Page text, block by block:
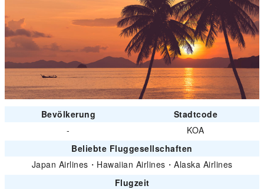
Bevölkerung
Stadtcode
-
KOA
Beliebte Fluggesellschaften
Japan Airlines ・ Hawaiian Airlines ・ Alaska Airlines
Flugzeit